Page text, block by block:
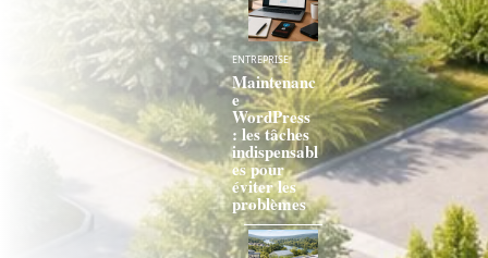
ENTREPRISE
Maintenanc
e
WordPress
: les tâches
indispensabl
es pour
éviter les
problèmes